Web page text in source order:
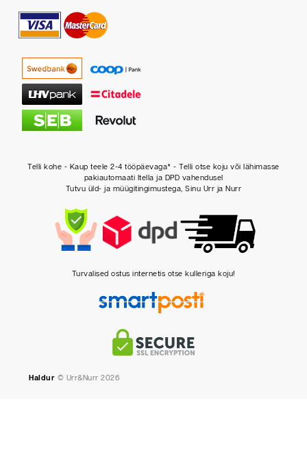
Telli kohe - Kaup teele 2-4 tööpäevaga* - Telli otse koju või lähimasse
pakiautomaati Itella ja DPD vahendusel
Tutvu üld- ja müügitingimustega, Sinu Urr ja Nurr
Turvalised ostus internetis otse kulleriga koju!
Haldur © Urr&Nurr 2026